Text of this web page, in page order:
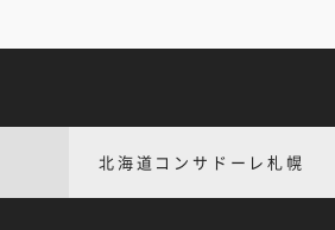
北海道コンサドーレ札幌